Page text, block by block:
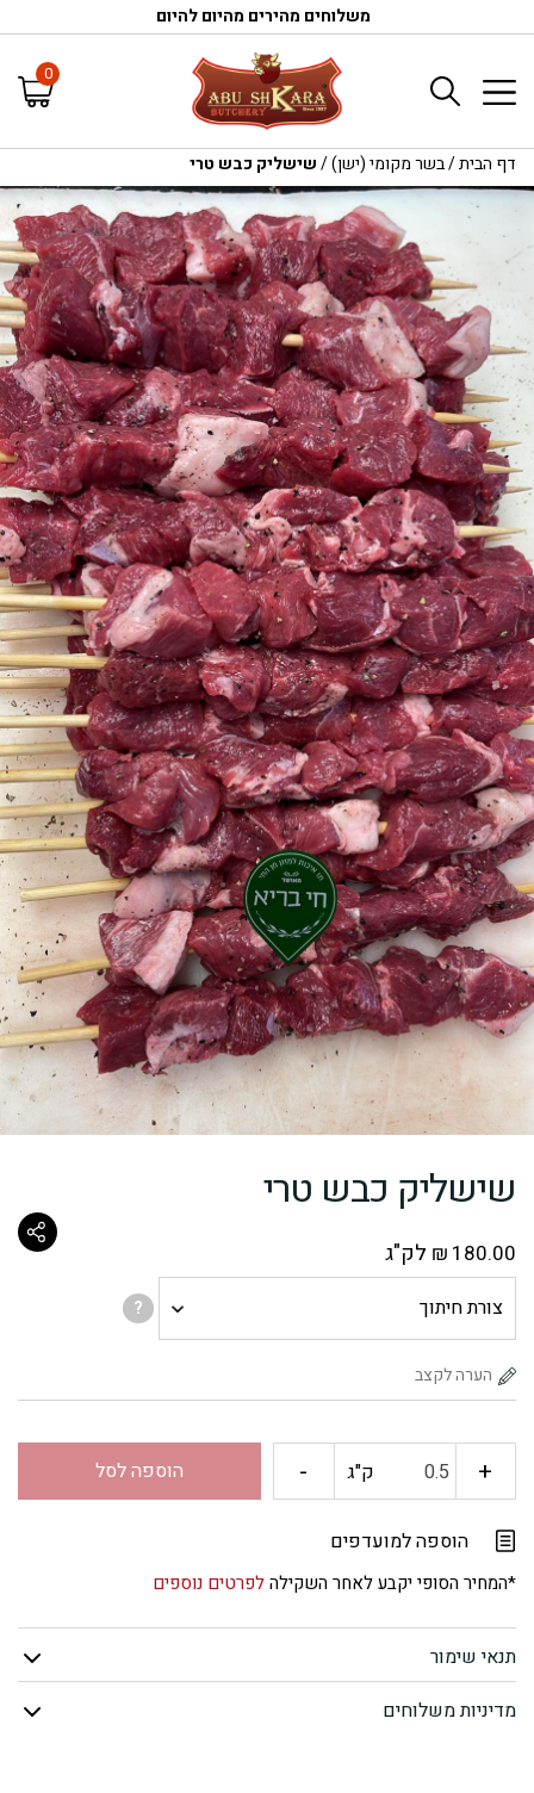
משלוחים מהירים מהיום להיום
0
דף הבית/בשר מקומי (ישן)/שישליק כבש טרי
שישליק כבש טרי
₪ 180.00 לק"ג
חיתוך
?
+ כמות
שישליק
כבש
טרי
ק"ג - הוספה לסל
הוספה למועדפים
*המחיר הסופי יקבע לאחר השקילהלפרטים נוספים
תנאי שימור
מדיניות משלוחים